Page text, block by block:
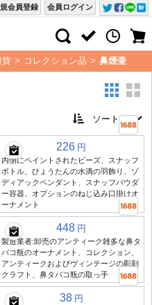
会員ログイン
会員登録
貨 > コレクション品 > 鼻煙壷
226 円
内側にペイントされたビーズ、スナッフ
ボトル、ひょうたんの水滴の羽飾り、ゾ
ディアックペンダント、スナッフパウダ
ー容器、オプションのねじ込み口掛けオ
ーナメント
448 円
製造業者:卸売のアンティーク雑多な鼻タ
バコ瓶のオーナメント、コレクション、
アンティークおよびヴィンテージの彫刻
クラフト、鼻タバコ瓶の取っ手
38 円